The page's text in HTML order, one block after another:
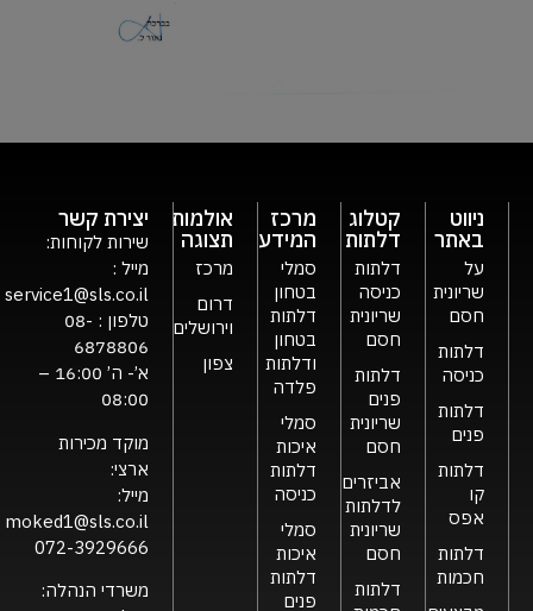
ניווט
באתר
על
שריונית
חסם
דלתות
כניסה
דלתות
פנים
דלתות
קו
אפס
דלתות
חכמות
קטלוג
דלתות
דלתות
כניסה
שריונית
חסם
דלתות
פנים
שריונית
חסם
אביזרים
לדלתות
שריונית
חסם
דלתות
מרכז
המידע
סמלי
בטחון
דלתות
בטחון
ודלתות
פלדה
סמלי
איכות
דלתות
כניסה
סמלי
איכות
דלתות
פנים
אולמות
תצוגה
מרכז
דרום
וירושלים
צפון
יצירת קשר
שירות לקוחות:
מייל :
service1@sls.co.il
טלפון : 08-
6878806
א’- ה’ 16:00 –
08:00
מוקד מכירות
ארצי:
מייל:
moked1@sls.co.il
072-3929666
משרדי הנהלה: